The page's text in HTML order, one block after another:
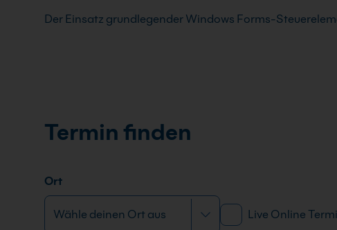
Der Einsatz grundlegender Windows Forms-
Termin finden
Ort
Live Online